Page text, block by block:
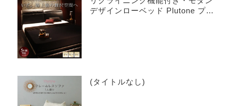
デザインローベッド Plutone プル
(タイトルなし)